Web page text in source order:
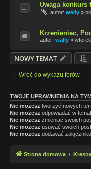
Uwaga konkurs
autor: wally »
Krzenieniec,
autor: wally »
NOWY TEMAT
Wróć do wykazu forów
TWOJE UPRAWNIENIA NA
Nie możesz tworzyć nowych
Nie możesz odpowiadać w
Nie możesz zmieniać swoich
Nie możesz usuwać swoich
Nie możesz dodawać
Strona domowa